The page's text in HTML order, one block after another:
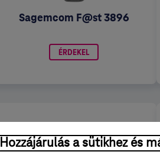
Sagemcom F@st 3896
ÉRDEKEL
Hozzájárulás a sütikhez és